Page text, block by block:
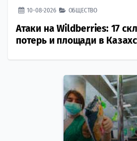
10-08-2026 ОБЩЕСТВО
Атаки на Wildberries: 17
потерь и площади в